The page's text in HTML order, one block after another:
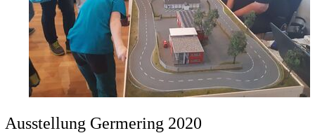
Ausstellung Germering 2020